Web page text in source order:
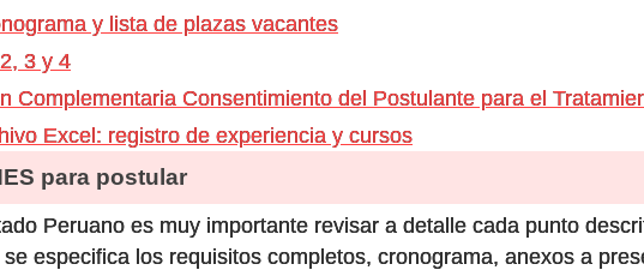
y lista de plazas vacantes
3 y 4
Complementaria Consentimiento del Postulante para el
Excel: registro de experiencia y cursos
para postular
Peruano es muy importante revisar a detalle cada punto
especifica los requisitos completos, cronograma, anexos a